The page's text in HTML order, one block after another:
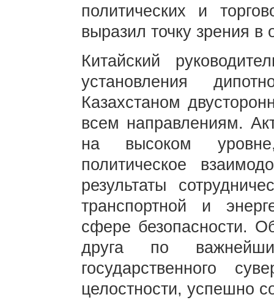
политических и
выразил точку зрения
Китайский
установления
Казахстаном
всем направлениям.
на высоком
политическое
результаты
транспортной и
сфере безопасности.
друга по
государственного
целостности, успешно